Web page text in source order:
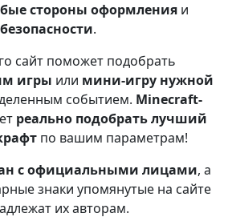
стороны оформления и
безопасности.
сайт поможет подобрать
игры или мини-игру нужной
событием. Minecraft-
реально подобрать лучший
по вашим параметрам!
с официальными лицами, а
знаки упомянутые на сайте
их авторам.